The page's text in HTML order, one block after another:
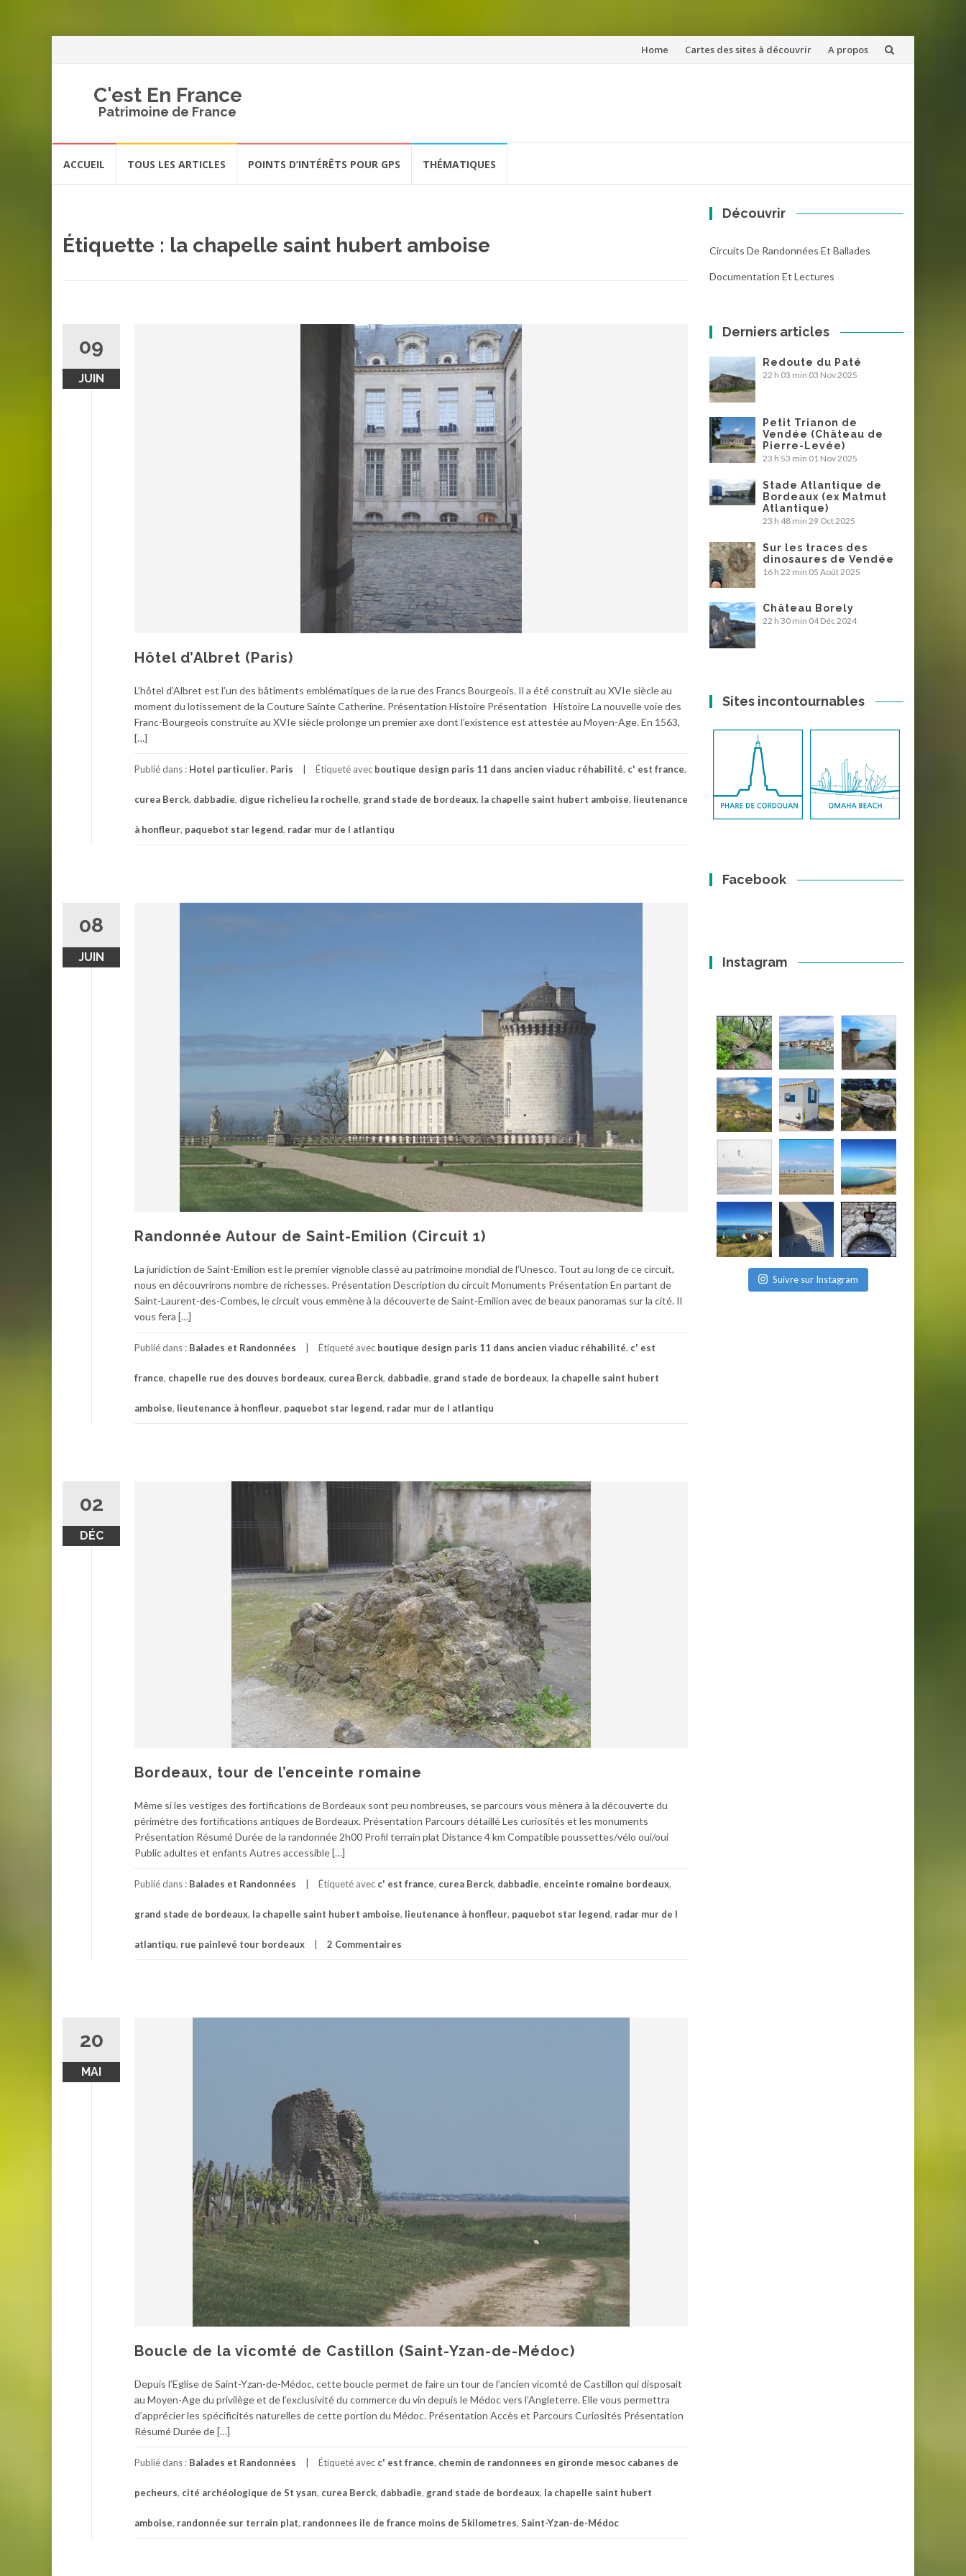
Aller
Home Cartes des sites à découvrir A propos
C'est En France
Patrimoine de France
ACCUEIL TOUS LES ARTICLES POINTS D’INTÉRÊTS POUR GPS THÉMATIQUES
Étiquette : la chapelle saint hubert amboise
09
JUIN
Hôtel d’Albret (Paris)
L’hôtel d’Albret est l’un des bâtiments emblématiques de la rue des Francs Bourgeois. Il a été construit au XVIe siècle au
moment du lotissement de la Couture Sainte Catherine. Présentation Histoire Présentation Histoire La nouvelle voie des
Franc-Bourgeois construite au XVIe siècle prolonge un premier axe dont l’existence est attestée au Moyen-Age. En 1563,
[…]
Publié dans : Hotel particulier, Paris Étiqueté avec boutique design paris 11 dans ancien viaduc réhabilité, c' est france,
curea Berck, dabbadie, digue richelieu la rochelle, grand stade de bordeaux, la chapelle saint hubert amboise, lieutenance
à honfleur, paquebot star legend, radar mur de l atlantiqu
08
JUIN
Randonnée Autour de Saint-Emilion (Circuit 1)
La juridiction de Saint-Emilion est le premier vignoble classé au patrimoine mondial de l’Unesco. Tout au long de ce circuit,
nous en découvrirons nombre de richesses. Présentation Description du circuit Monuments Présentation En partant de
Saint-Laurent-des-Combes, le circuit vous emmène à la découverte de Saint-Emilion avec de beaux panoramas sur la cité. Il
vous fera […]
Publié dans : Balades et Randonnées Étiqueté avec boutique design paris 11 dans ancien viaduc réhabilité, c' est
france, chapelle rue des douves bordeaux, curea Berck, dabbadie, grand stade de bordeaux, la chapelle saint hubert
amboise, lieutenance à honfleur, paquebot star legend, radar mur de l atlantiqu
02
DÉC
Bordeaux, tour de l’enceinte romaine
Même si les vestiges des fortifications de Bordeaux sont peu nombreuses, se parcours vous mènera à la découverte du
périmètre des fortifications antiques de Bordeaux. Présentation Parcours détaillé Les curiosités et les monuments
Présentation Résumé Durée de la randonnée 2h00 Profil terrain plat Distance 4 km Compatible poussettes/vélo oui/oui
Public adultes et enfants Autres accessible […]
Publié dans : Balades et Randonnées Étiqueté avec c' est france, curea Berck, dabbadie, enceinte romaine bordeaux,
grand stade de bordeaux, la chapelle saint hubert amboise, lieutenance à honfleur, paquebot star legend, radar mur de l
atlantiqu, rue painlevé tour bordeaux 2 Commentaires
20
MAI
Boucle de la vicomté de Castillon (Saint-Yzan-de-Médoc)
Depuis l’Eglise de Saint-Yzan-de-Médoc, cette boucle permet de faire un tour de l’ancien vicomté de Castillon qui disposait
au Moyen-Age du privilège et de l’exclusivité du commerce du vin depuis le Médoc vers l’Angleterre. Elle vous permettra
d’apprécier les spécificités naturelles de cette portion du Médoc. Présentation Accès et Parcours Curiosités Présentation
Résumé Durée de […]
Publié dans : Balades et Randonnées Étiqueté avec c' est france, chemin de randonnees en gironde mesoc cabanes de
pecheurs, cité archéologique de St ysan, curea Berck, dabbadie, grand stade de bordeaux, la chapelle saint hubert
amboise, randonnée sur terrain plat, randonnees ile de france moins de 5kilometres, Saint-Yzan-de-Médoc
Découvrir
Circuits De Randonnées Et Ballades
Documentation Et Lectures
Derniers articles
Redoute du Paté
22 h 03 min 03 Nov 2025
Petit Trianon de
Vendée (Château de
Pierre-Levée)
23 h 53 min 01 Nov 2025
Stade Atlantique de
Bordeaux (ex Matmut
Atlantique)
23 h 48 min 29 Oct 2025
Sur les traces des
dinosaures de Vendée
16 h 22 min 05 Août 2025
Château Borely
22 h 30 min 04 Déc 2024
Sites incontournables
Facebook
Instagram
Suivre sur Instagram